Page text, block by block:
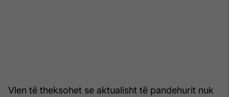
Vlen të theksohet se aktualisht të pandehurit nuk